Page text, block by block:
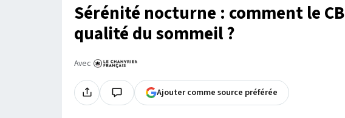
Sérénité nocturne : comment le
qualité du sommeil ?
Avec
Ajouter comme source préférée